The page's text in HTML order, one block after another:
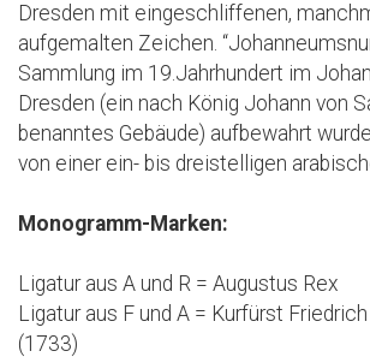
Dresden mit eingeschliffenen,
aufgemalten Zeichen.
Sammlung im 19.Jahrhundert im
Dresden (ein nach König Johann von
benanntes Gebäude) aufbewahrt
von einer ein- bis dreistelligen
Monogramm-Marken:
Ligatur aus A und R = Augustus Rex
Ligatur aus F und A = Kurfürst
(1733)